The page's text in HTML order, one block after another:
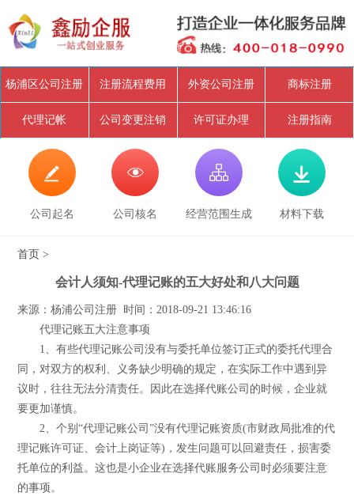
杨浦区公司注册 注册流程费用 外资公司注册 商标注册
代理记帐 公司变更注销 许可证办理 注册指南

公司起名

公司核名

经营范围生成

材料下载
首页 >
会计人须知-代理记账的五大好处和八大问题
来源：杨浦公司注册 时间：2018-09-21 13:46:16
代理记账五大注意事项
1、有些代理记账公司没有与委托单位签订正式的委托代理合
同，对双方的权利、义务缺少明确的规定，在实际工作中遇到异
议时，往往无法分清责任。因此在选择代账公司的时候，企业就
要更加谨慎。
2、个别“代理记账公司”没有代理记账资质(市财政局批准的代
理记账许可证、会计上岗证等)，发生问题可以回避责任，损害委
托单位的利益。这也是小企业在选择代账服务公司时必须要注意
的事项。